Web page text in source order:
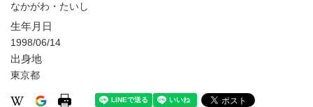
なかがわ・たいし
生年月日
1998/06/14
出身地
東京都